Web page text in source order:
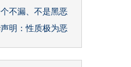
不漏、不是黑恶
明：性质极为恶